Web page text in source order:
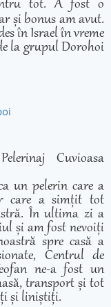
tot. A fost o
și bonus am avut.
în Israel în vreme
la grupul Dorohoi
Cuvioasa
un pelerin care a
care a simțit tot
În ultima zi a
și am fost nevoiți
spre casă a
Centrul de
ne-a fost un
transport și tot
și liniștiți.